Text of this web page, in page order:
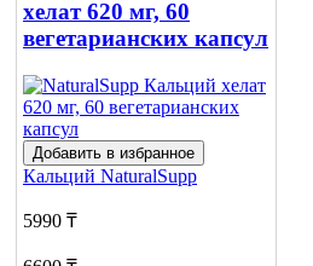
хелат 620 мг, 60
вегетарианских капсул
Добавить в избранное
Кальций NaturalSupp
5990 ₸